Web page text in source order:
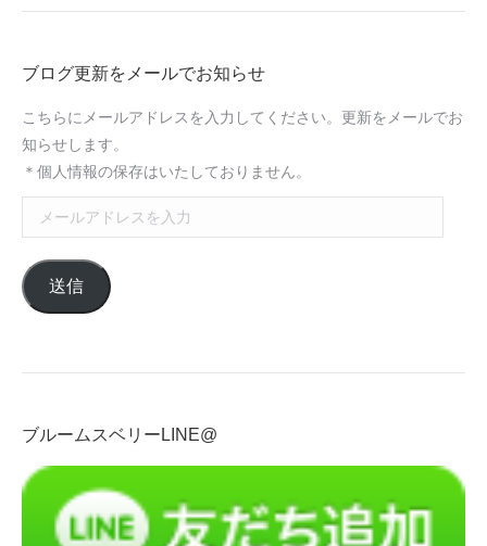
ブログ更新をメールでお知らせ
こちらにメールアドレスを入力してください。更新をメールでお
知らせします。
＊個人情報の保存はいたしておりません。
ー
ル
ア
ス
入
送信
ブルームスベリーLINE@